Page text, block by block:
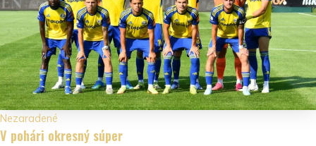
Nezaradené
V pohári okresný súper